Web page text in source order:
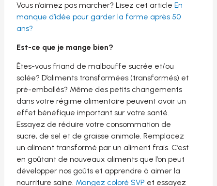
Vous n’aimez pas marcher? Lisez cet article En
manque d’idée pour garder la forme après 50
ans?
Est-ce que je mange bien?
Êtes-vous friand de malbouffe sucrée et/ou
salée? D’aliments transformées (transformés) et
pré-emballés? Même des petits changements
dans votre régime alimentaire peuvent avoir un
effet bénéfique important sur votre santé.
Essayez de réduire votre consommation de
sucre, de sel et de graisse animale. Remplacez
un aliment transformé par un aliment frais. C’est
en goûtant de nouveaux aliments que l’on peut
développer nos goûts et apprendre à aimer la
nourriture saine. Mangez coloré SVP et essayez